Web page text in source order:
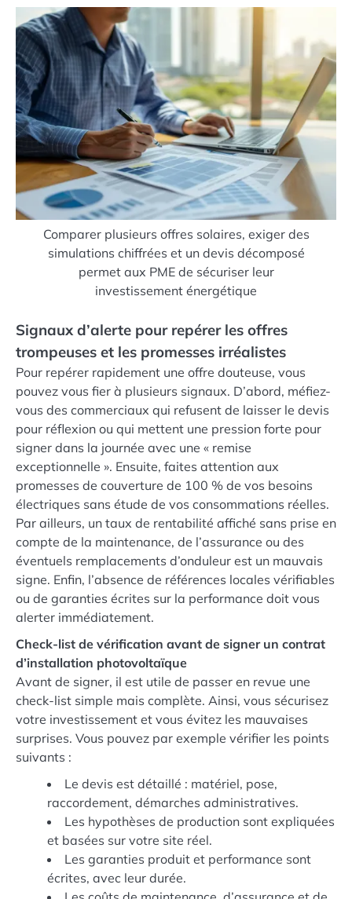
Comparer plusieurs offres solaires, exiger des
simulations chiffrées et un devis décomposé
permet aux PME de sécuriser leur
investissement énergétique
Signaux d’alerte pour repérer les offres
trompeuses et les promesses irréalistes
Pour repérer rapidement une offre douteuse, vous
pouvez vous fier à plusieurs signaux. D’abord, méfiez-
vous des commerciaux qui refusent de laisser le devis
pour réflexion ou qui mettent une pression forte pour
signer dans la journée avec une « remise
exceptionnelle ». Ensuite, faites attention aux
promesses de couverture de 100 % de vos besoins
électriques sans étude de vos consommations réelles.
Par ailleurs, un taux de rentabilité affiché sans prise en
compte de la maintenance, de l’assurance ou des
éventuels remplacements d’onduleur est un mauvais
signe. Enfin, l’absence de références locales vérifiables
ou de garanties écrites sur la performance doit vous
alerter immédiatement.
Check-list de vérification avant de signer un contrat
d’installation photovoltaïque
Avant de signer, il est utile de passer en revue une
check-list simple mais complète. Ainsi, vous sécurisez
votre investissement et vous évitez les mauvaises
surprises. Vous pouvez par exemple vérifier les points
suivants :
Le devis est détaillé : matériel, pose,
raccordement, démarches administratives.
Les hypothèses de production sont expliquées
et basées sur votre site réel.
Les garanties produit et performance sont
écrites, avec leur durée.